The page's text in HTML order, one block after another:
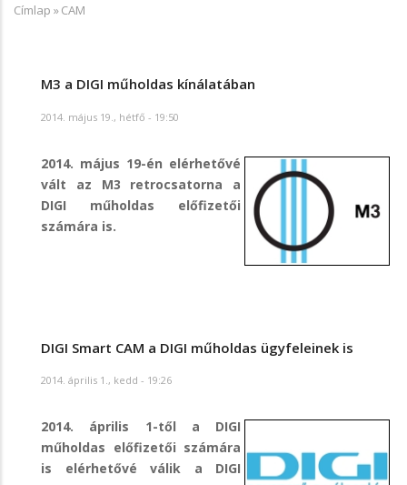
Morzsa
Címlap »CAM
M3 a DIGI műholdas kínálatában
2014. május 19., hétfő - 19:50
2014. május 19-én elérhetővé
vált az M3 retrocsatorna a
DIGI műholdas előfizetői
számára is.
DIGI Smart CAM a DIGI műholdas ügyfeleinek is
2014. április 1., kedd - 19:26
2014. április 1-től a DIGI
műholdas előfizetői számára
is elérhetővé válik a DIGI